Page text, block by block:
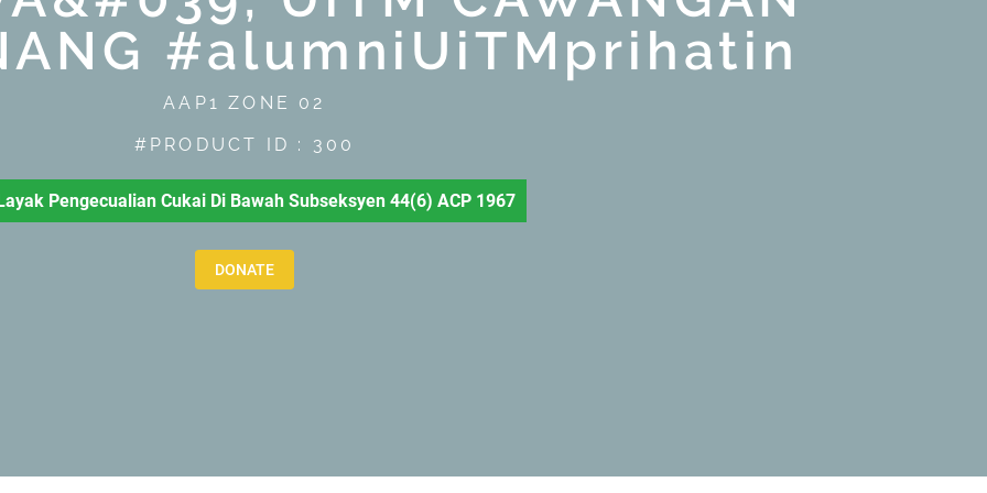
#alumniUiTMprihatin
AAP1 ZONE 02
#PRODUCT ID : 300
Pengecualian Cukai Di Bawah Subseksyen 44(6) ACP 1967
DONATE